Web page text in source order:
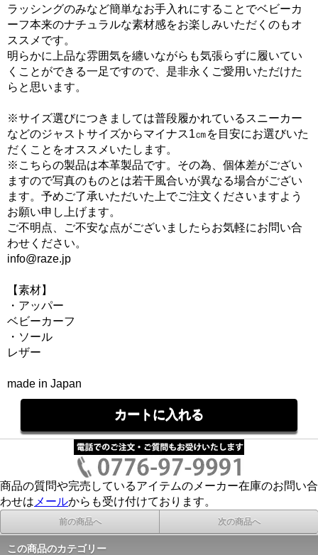
ラッシングのみなど簡単なお手入れにすることでベビーカ
ーフ本来のナチュラルな素材感をお楽しみいただくのもオ
ススメです。
明らかに上品な雰囲気を纏いながらも気張らずに履いてい
くことができる一足ですので、是非永くご愛用いただけた
らと思います。
※サイズ選びにつきましては普段履かれているスニーカー
などのジャストサイズからマイナス1㎝を目安にお選びいた
だくことをオススメいたします。
※こちらの製品は本革製品です。その為、個体差がござい
ますので写真のものとは若干風合いが異なる場合がござい
ます。予めご了承いただいた上でご注文くださいますよう
お願い申し上げます。
ご不明点、ご不安な点がございましたらお気軽にお問い合
わせください。
info@raze.jp
【素材】
・アッパー
ベビーカーフ
・ソール
レザー
made in Japan
商品の質問や完売しているアイテムのメーカー在庫のお問い合
わせは メールからも受け付けております。
前の商品へ 次の商品へ
この商品のカテゴリー